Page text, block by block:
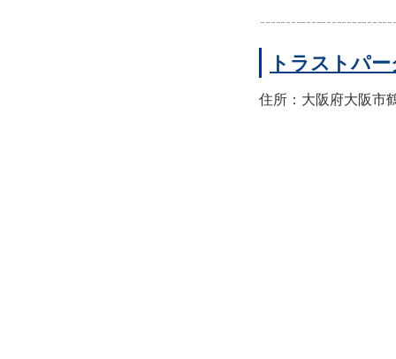
トラストパ
住所：大阪府大阪市